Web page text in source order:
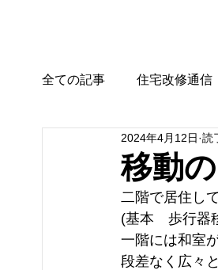
全ての記事 住宅改修通信
移動
2024年4月12日 読
二階で居住し
(基本　歩行器
一階には和室
段差なく広々